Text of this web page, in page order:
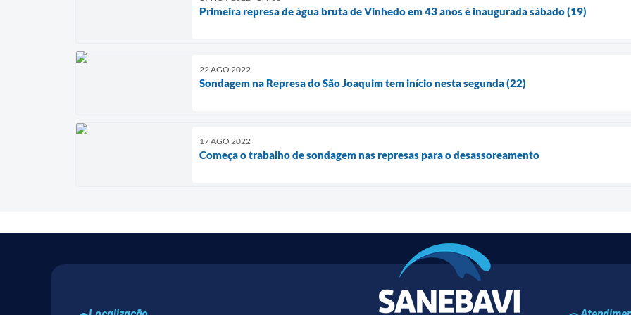
Primeira represa de água bruta de Vinhedo em 43 anos é inaugurada sábado (19)
22 AGO 2022
Sondagem na Represa do São Joaquim tem início nesta segunda (22)
17 AGO 2022
Começa o trabalho de sondagem nas represas para o desassoreamento
Localização